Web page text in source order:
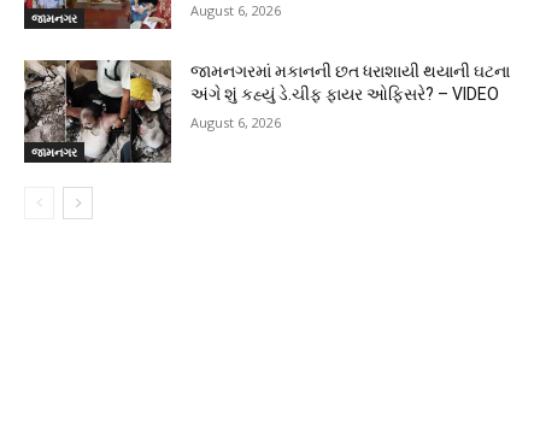
જામનગર August 6, 2026
જામનગર
જામનગરમાં મકાનની છત ધરાશાયી થયાની ઘટના
અંગે શું કહ્યું ડે.ચીફ ફાયર ઓફિસરે? – VIDEO
August 6, 2026